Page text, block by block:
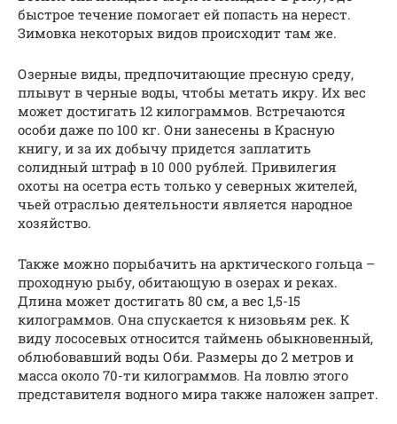
быстрое течение помогает ей попасть на нерест.
Зимовка некоторых видов происходит там же.
Озерные виды, предпочитающие пресную среду,
плывут в черные воды, чтобы метать икру. Их вес
может достигать 12 килограммов. Встречаются
особи даже по 100 кг. Они занесены в Красную
книгу, и за их добычу придется заплатить
солидный штраф в 10 000 рублей. Привилегия
охоты на осетра есть только у северных жителей,
чьей отраслью деятельности является народное
хозяйство.
Также можно порыбачить на арктического гольца –
проходную рыбу, обитающую в озерах и реках.
Длина может достигать 80 см, а вес 1,5-15
килограммов. Она спускается к низовьям рек. К
виду лососевых относится таймень обыкновенный,
облюбовавший воды Оби. Размеры до 2 метров и
масса около 70-ти килограммов. На ловлю этого
представителя водного мира также наложен запрет.